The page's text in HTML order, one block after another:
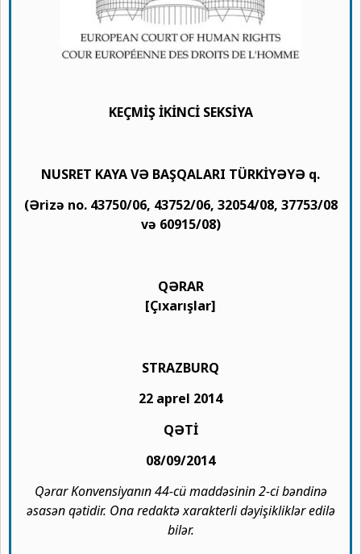
KEÇMİŞ İKİNCİ SEKSİYA
NUSRET KAYA VƏ BAŞQALARI TÜRKİYƏYƏ q.
(Ərizə no. 43750/06, 43752/06, 32054/08, 37753/08
və 60915/08)
QƏRAR
[Çıxarışlar]
STRAZBURQ
22 aprel 2014
QƏTİ
08/09/2014
Qərar Konvensiyanın 44-cü maddəsinin 2-ci bəndinə
əsasən qətidir. Ona redaktə xarakterli dəyişikliklər edilə
bilər.